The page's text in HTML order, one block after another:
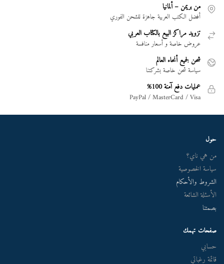
من بريمن – ألمانيا
أفضل الكتب العربية جاهزة للشحن الفوري
تزويد مراكز البيع بالكتاب العربي
عروض خاصة و أسعار منافسة
شحن لجميع أنحاء العالم
سياسة شحن خاصة بشركتنا
عمليات دفع آمنة 100%
PayPal / MasterCard / Visa
حول
من هي ناي؟
سياسة الخصوصية
الشروط والأحكام
الأسئلة الشائعة
بصمتنا
صفحات تهمك
حسابي
قائمة رغباتي